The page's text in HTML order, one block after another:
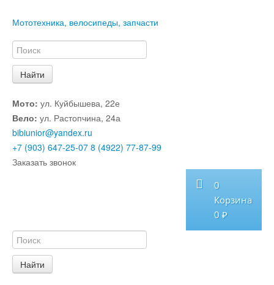
Мототехника, велосипеды, запчасти
Мото: ул. Куйбышева, 22е
Вело: ул. Растопчина, 24а
bibiunior@yandex.ru
+7 (903) 647-25-07 8 (4922) 77-87-99
Заказать звонок
0
Корзина
0 ₽